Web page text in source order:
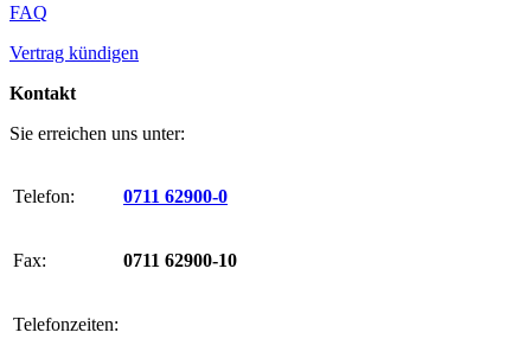
FAQ
Vertrag kündigen
Kontakt
Sie erreichen uns unter:
Telefon: 0711 62900-0
Fax: 0711 62900-10
Telefonzeiten: